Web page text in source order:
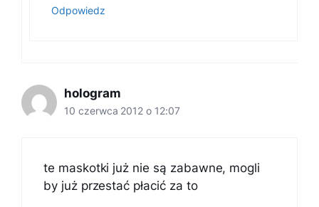
Odpowiedz
hologram
10 czerwca 2012 o 12:07
te maskotki już nie są zabawne, mogli
by już przestać płacić za to